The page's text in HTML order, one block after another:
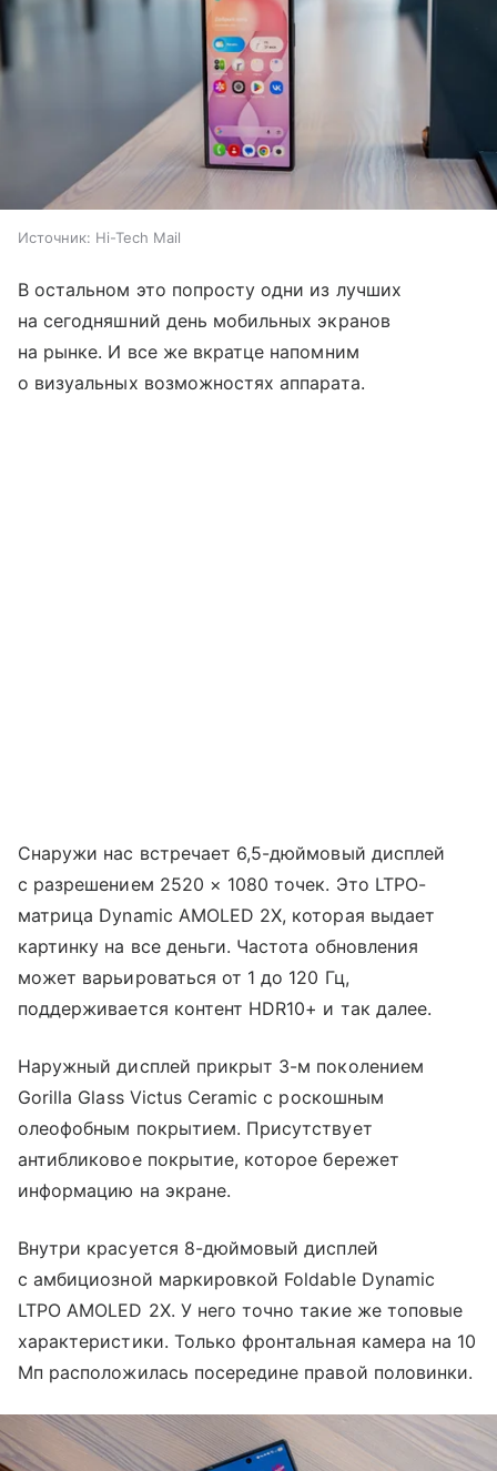
Источник: Hi-Tech Mail
В остальном это попросту одни из лучших
на сегодняшний день мобильных экранов
на рынке. И все же вкратце напомним
о визуальных возможностях аппарата.
Снаружи нас встречает 6,5-дюймовый дисплей
с разрешением 2520 × 1080 точек. Это LTPO-
матрица Dynamic AMOLED 2X, которая выдает
картинку на все деньги. Частота обновления
может варьироваться от 1 до 120 Гц,
поддерживается контент HDR10+ и так далее.
Наружный дисплей прикрыт 3-м поколением
Gorilla Glass Victus Ceramic с роскошным
олеофобным покрытием. Присутствует
антибликовое покрытие, которое бережет
информацию на экране.
Внутри красуется 8-дюймовый дисплей
с амбициозной маркировкой Foldable Dynamic
LTPO AMOLED 2X. У него точно такие же топовые
характеристики. Только фронтальная камера на 10
Мп расположилась посередине правой половинки.